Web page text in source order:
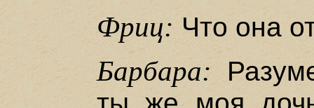
Фриц:Что она
Барбара: